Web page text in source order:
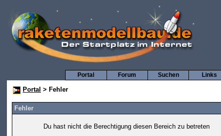
Links
Suchen
Forum
Portal
Portal > Fehler
Fehler
Du hast nicht die Berechtigung diesen Bereich zu betreten